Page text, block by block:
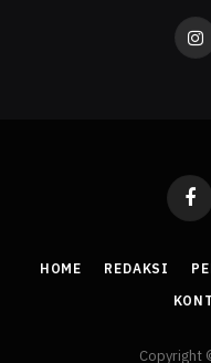
HOME REDAKSI
Copyright